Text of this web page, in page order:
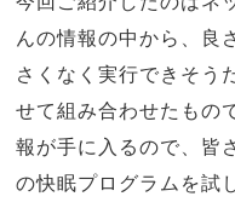
んの情報の中から、良
さくなく実行できそう
せて組み合わせたもの
報が手に入るので、皆
の快眠プログラムを試